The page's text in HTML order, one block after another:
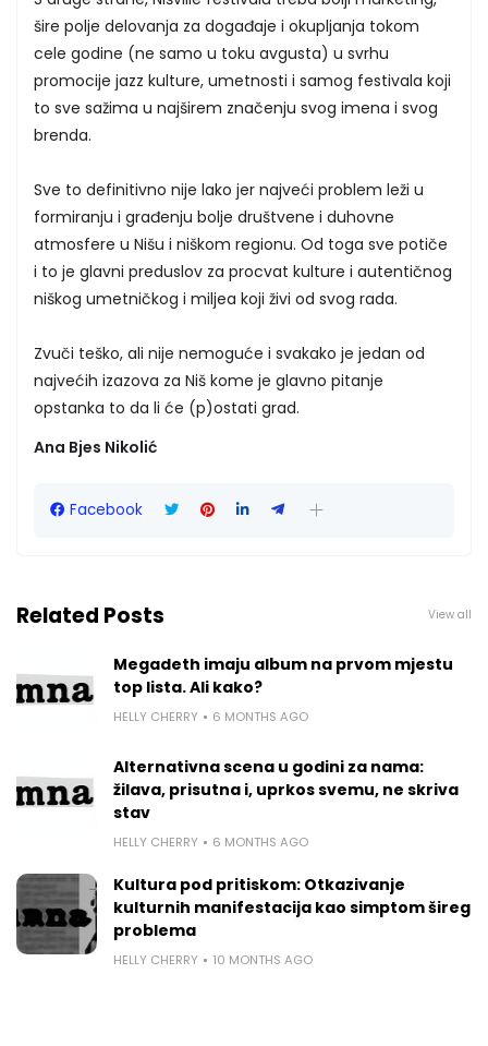
šire polje delovanja za događaje i okupljanja tokom
cele godine (ne samo u toku avgusta) u svrhu
promocije jazz kulture, umetnosti i samog festivala koji
to sve sažima u najširem značenju svog imena i svog
brenda.
Sve to definitivno nije lako jer najveći problem leži u
formiranju i građenju bolje društvene i duhovne
atmosfere u Nišu i niškom regionu. Od toga sve potiče
i to je glavni preduslov za procvat kulture i autentičnog
niškog umetničkog i miljea koji živi od svog rada.
Zvuči teško, ali nije nemoguće i svakako je jedan od
najvećih izazova za Niš kome je glavno pitanje
opstanka to da li će (p)ostati grad.
Ana Bjes Nikolić
Facebook
Related Posts View all
Megadeth imaju album na prvom mjestu
top lista. Ali kako?
HELLY CHERRY 6 MONTHS AGO
Alternativna scena u godini za nama:
žilava, prisutna i, uprkos svemu, ne skriva
stav
HELLY CHERRY 6 MONTHS AGO
Kultura pod pritiskom: Otkazivanje
kulturnih manifestacija kao simptom šireg
problema
HELLY CHERRY 10 MONTHS AGO